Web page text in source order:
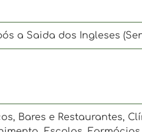
a Saida dos Ingleses
Bares e Restaurantes,